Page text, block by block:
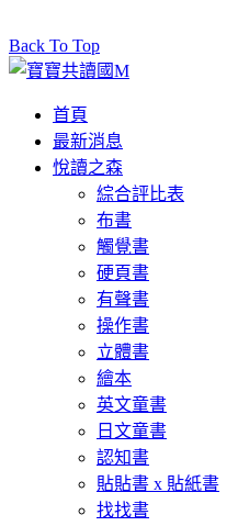
Back To Top
首頁
最新消息
悅讀之森
綜合評比表
布書
觸覺書
硬頁書
有聲書
操作書
立體書
繪本
英文童書
日文童書
認知書
貼貼書 x 貼紙書
找找書